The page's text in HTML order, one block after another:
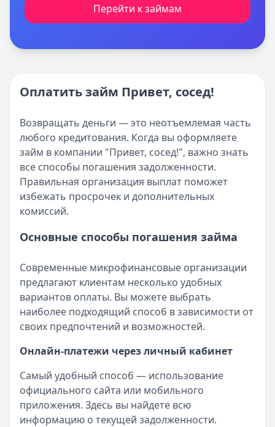
Перейти к займам
Оплатить займ Привет, сосед!
Возвращать деньги — это неотъемлемая часть
любого кредитования. Когда вы оформляете
займ в компании "Привет, сосед!", важно знать
все способы погашения задолженности.
Правильная организация выплат поможет
избежать просрочек и дополнительных
комиссий.
Основные способы погашения займа
Современные микрофинансовые организации
предлагают клиентам несколько удобных
вариантов оплаты. Вы можете выбрать
наиболее подходящий способ в зависимости от
своих предпочтений и возможностей.
Онлайн-платежи через личный кабинет
Самый удобный способ — использование
официального сайта или мобильного
приложения. Здесь вы найдете всю
информацию о текущей задолженности.